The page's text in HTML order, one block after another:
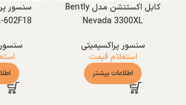
کابل اکستنشن مدل Bently
Nevada 3300XL
سنسور پراکسیمیتی
استعلام قیمت
اطلاعات بیشتر
سنسور
602F18